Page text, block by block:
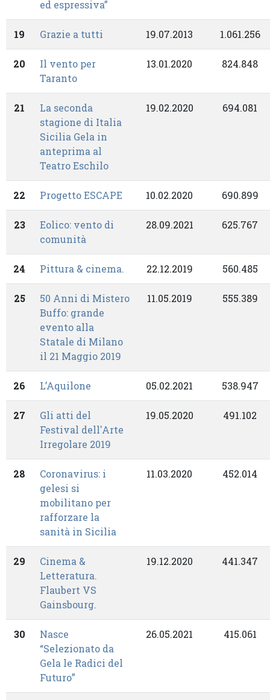
ed espressiva”
19 Grazie a tutti 19.07.2013 1.061.256
20
Il vento per
Taranto
13.01.2020 824.848
21
La seconda
stagione di Italia
Sicilia Gela in
anteprima al
Teatro Eschilo
19.02.2020 694.081
22 Progetto ESCAPE 10.02.2020 690.899
23
Eolico: vento di
comunità
28.09.2021 625.767
24 Pittura & cinema. 22.12.2019 560.485
25
50 Anni di Mistero
Buffo: grande
evento alla
Statale di Milano
il 21 Maggio 2019
11.05.2019 555.389
26 L’Aquilone 05.02.2021 538.947
27
Gli atti del
Festival dell'Arte
Irregolare 2019
19.05.2020 491.102
28
Coronavirus: i
gelesi si
mobilitano per
rafforzare la
sanità in Sicilia
11.03.2020 452.014
29
Cinema &
Letteratura.
Flaubert VS
Gainsbourg.
19.12.2020 441.347
30
Nasce
“Selezionato da
Gela le Radici del
Futuro”
26.05.2021 415.061